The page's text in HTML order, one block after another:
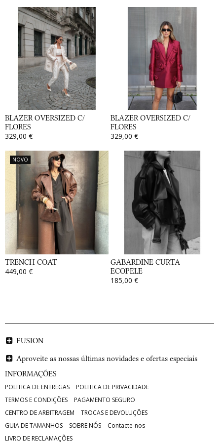
BLAZER OVERSIZED C/
FLORES
329,00 €
BLAZER OVERSIZED C/
FLORES
329,00 €
NOVO
TRENCH COAT
449,00 €
GABARDINE CURTA
ECOPELE
185,00 €
FUSION
Aproveite as nossas últimas novidades e ofertas especiais
INFORMAÇÕES
POLITICA DE ENTREGAS
POLITICA DE PRIVACIDADE
TERMOS E CONDIÇÕES
PAGAMENTO SEGURO
CENTRO DE ARBITRAGEM
TROCAS E DEVOLUÇÕES
GUIA DE TAMANHOS
SOBRE NÓS
Contacte-nos
LIVRO DE RECLAMAÇÕES